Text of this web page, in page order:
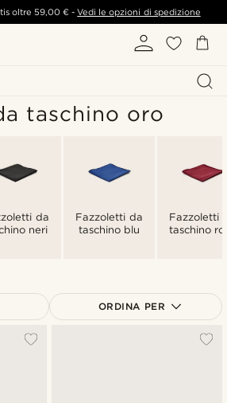
oltre 59,00 € -Vedi le opzioni di spedizione
taschino oro
da
neri
Fazzoletti da
taschino blu
Fazzoletti
taschino
ORDINA PER